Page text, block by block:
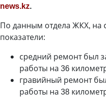
news.kz.
По данным отдела ЖКХ, на
показатели:
средний ремонт был
работы на 36
гравийный ремонт
работы на 38